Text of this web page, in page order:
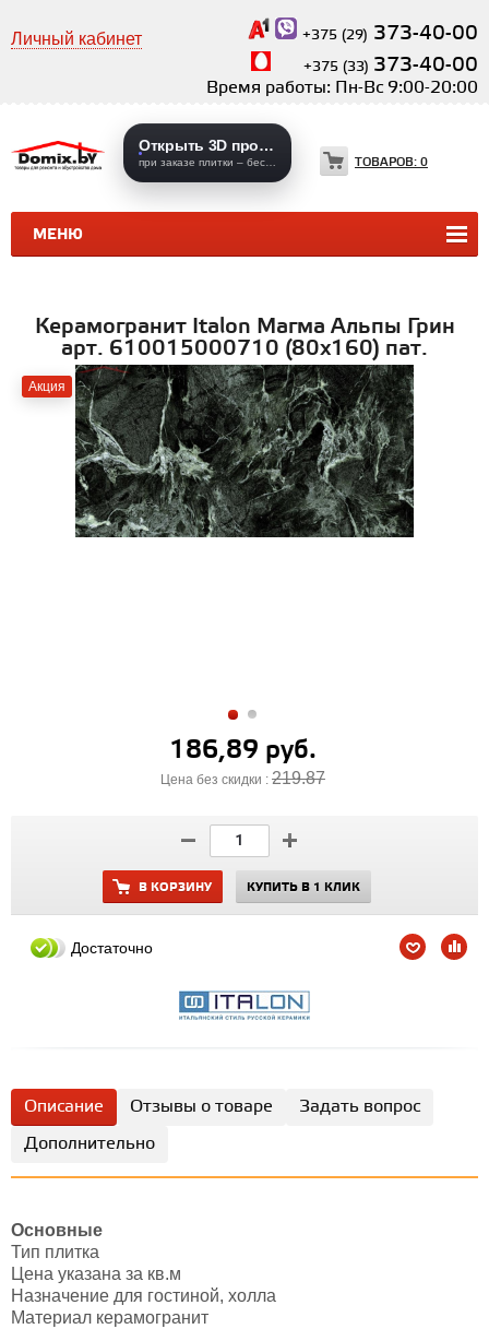
Личный кабинет +375 (29) 373-40-00
+375 (33) 373-40-00
Время работы: Пн-Вс 9:00-20:00
МЕНЮ
Открыть 3D проекты
ТОВАРОВ: 0
КЕРАМИЧЕСКАЯ ПЛИТКА
Керамогранит Italon Магма Альпы Грин
арт. 610015000710 (80x160) пат.
Акция
186,89 руб.
Цена без скидки : 219.87
В КОРЗИНУ КУПИТЬ В 1 КЛИК
Достаточно
Описание Отзывы о товаре
Задать вопрос
Дополнительно
Основные
Тип плитка
Цена указана за кв.м
Назначение для гостиной, холла
Материал керамогранит